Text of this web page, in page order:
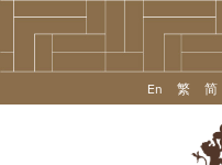
En 繁 简